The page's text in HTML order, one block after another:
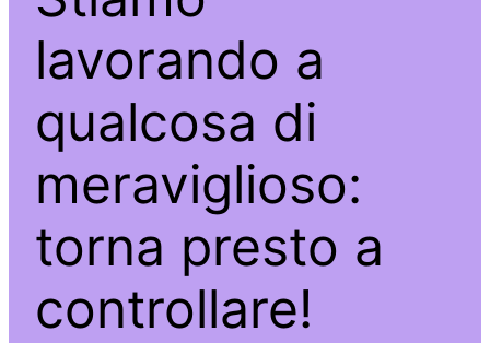
lavorando a
qualcosa di
meraviglioso:
torna presto a
controllare!